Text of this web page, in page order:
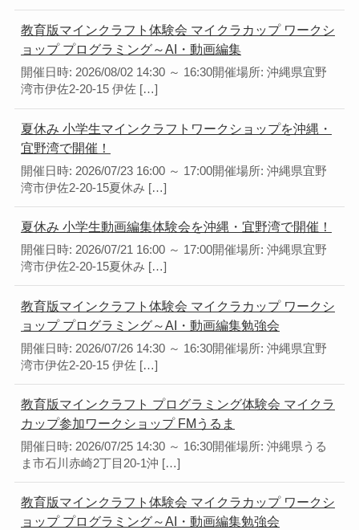
教育版マインクラフト体験会 マイクラカップ ワークシ
ョップ プログラミング～AI・動画編集
開催日時: 2026/08/02 14:30 ～ 16:30開催場所: 沖縄県宜野
湾市伊佐2-20-15 伊佐 […]
夏休み 小学生マインクラフトワークショップを沖縄・
宜野湾で開催！
開催日時: 2026/07/23 16:00 ～ 17:00開催場所: 沖縄県宜野
湾市伊佐2-20-15夏休み […]
夏休み 小学生動画編集体験会を沖縄・宜野湾で開催！
開催日時: 2026/07/21 16:00 ～ 17:00開催場所: 沖縄県宜野
湾市伊佐2-20-15夏休み […]
教育版マインクラフト体験会 マイクラカップ ワークシ
ョップ プログラミング～AI・動画編集勉強会
開催日時: 2026/07/26 14:30 ～ 16:30開催場所: 沖縄県宜野
湾市伊佐2-20-15 伊佐 […]
教育版マインクラフト プログラミング体験会 マイクラ
カップ参加ワークショップ FMうるま
開催日時: 2026/07/25 14:30 ～ 16:30開催場所: 沖縄県うる
ま市石川赤崎2丁目20-1沖 […]
教育版マインクラフト体験会 マイクラカップ ワークシ
ョップ プログラミング～AI・動画編集勉強会